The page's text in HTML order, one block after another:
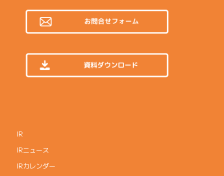
IR
IRニュース
IRカレンダー